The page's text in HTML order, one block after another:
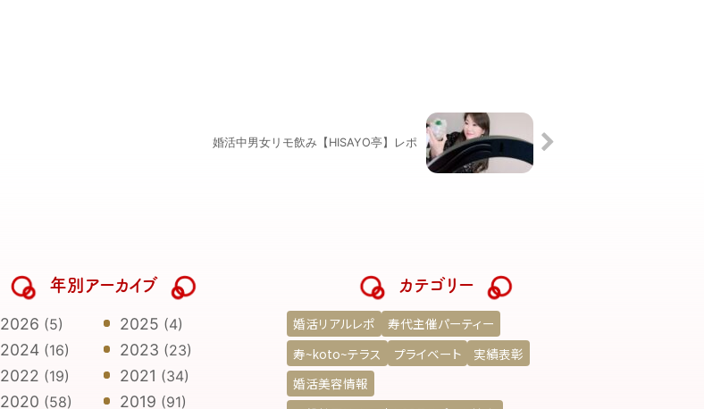
婚活中男女リモ飲み【HISAYO亭】レポ
年別アーカイブ
2026 (5) 2025 (4)
2024(16) 2023 (23)
2022 (19) 2021 (34)
2020 (58) 2019 (91)
カテゴリー
婚活リアルレポ
寿代主催パーティー
寿~koto~テラス
プライベート
実績表彰
婚活美容情報